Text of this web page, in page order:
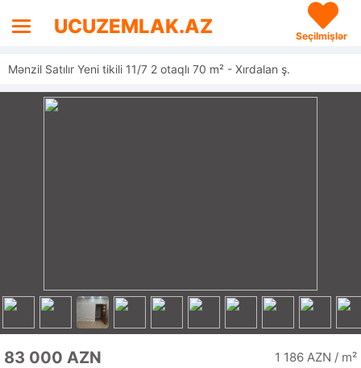
UCUZEMLAK.AZ Seçilmişlər
Mənzil Satılır Yeni tikili 11/7 2 otaqlı 70 m² - Xırdalan ş.
83 000 AZN 1 186 AZN / m²